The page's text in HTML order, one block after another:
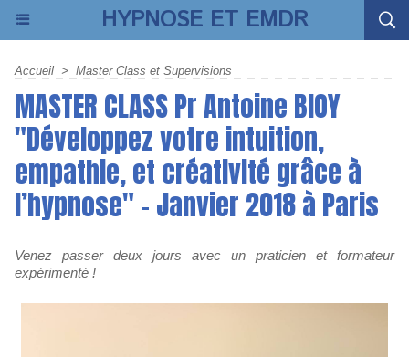
HYPNOSE ET EMDR
Accueil > Master Class et Supervisions
MASTER CLASS Pr Antoine BIOY
"Développez votre intuition,
empathie, et créativité grâce à
l’hypnose" - Janvier 2018 à Paris
Venez passer deux jours avec un praticien et formateur
expérimenté !